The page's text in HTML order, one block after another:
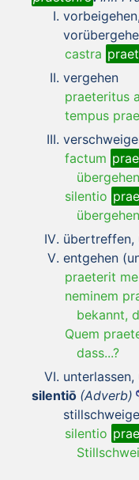
castra
vergehen
praeteritus
tempus
factum
übergehen
silentio
übergehen
übertreffen,
entgehen
praeterit me
neminem
bekannt,
Quem
dass...?
silentiō (Adverb)
silentio